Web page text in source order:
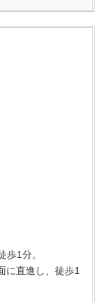
歩1分。
に直進し、徒歩1